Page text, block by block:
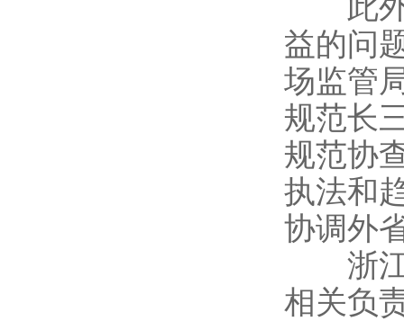
此外
益的问
场监管
规范长
规范协
执法和
协调外
浙江
相关负